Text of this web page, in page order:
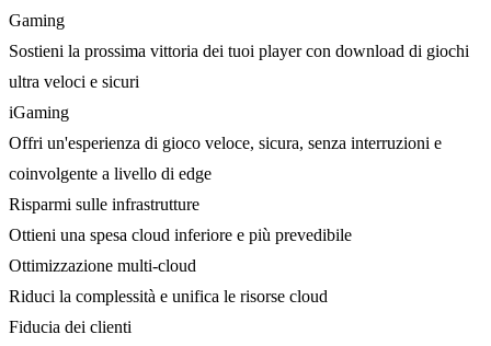
Gaming
Sostieni la prossima vittoria dei tuoi player con download di giochi
ultra veloci e sicuri
iGaming
Offri un'esperienza di gioco veloce, sicura, senza interruzioni e
coinvolgente a livello di edge
Risparmi sulle infrastrutture
Ottieni una spesa cloud inferiore e più prevedibile
Ottimizzazione multi-cloud
Riduci la complessità e unifica le risorse cloud
Fiducia dei clienti